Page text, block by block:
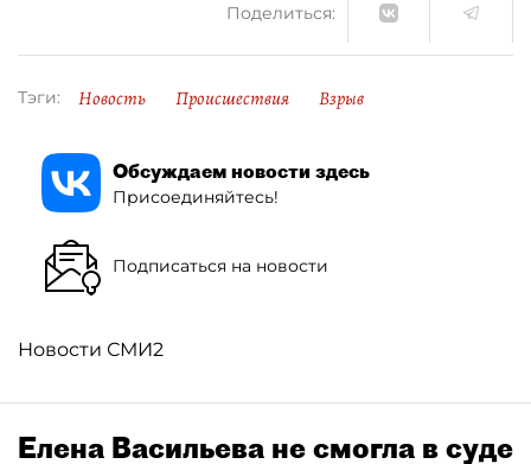
Поделиться:
Тэги: Новость Происшествия Взрыв
Обсуждаем новости здесь
Присоединяйтесь!
Подписаться на новости
Новости СМИ2
Елена Васильева не смогла в суде